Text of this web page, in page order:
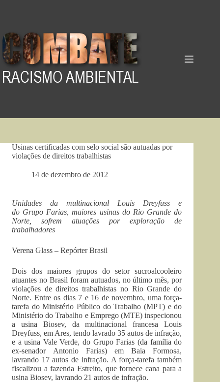
Usinas certificadas com selo social são autuadas por
violações de direitos trabalhistas
14 de dezembro de 2012
Unidades da multinacional Louis Dreyfuss e
do Grupo Farias, maiores usinas do Rio Grande do
Norte, sofrem atuações por exploração de
trabalhadores
Verena Glass – Repórter Brasil
Dois dos maiores grupos do setor sucroalcooleiro
atuantes no Brasil foram autuados, no último mês, por
violações de direitos trabalhistas no Rio Grande do
Norte. Entre os dias 7 e 16 de novembro, uma força-
tarefa do Ministério Público do Trabalho (MPT) e do
Ministério do Trabalho e Emprego (MTE) inspecionou
a usina Biosev, da multinacional francesa Louis
Dreyfuss, em Ares, tendo lavrado 35 autos de infração,
e a usina Vale Verde, do Grupo Farias (da família do
ex-senador Antonio Farias) em Baia Formosa,
lavrando 17 autos de infração. A força-tarefa também
fiscalizou a fazenda Estreito, que fornece cana para a
usina Biosev, lavrando 21 autos de infração.